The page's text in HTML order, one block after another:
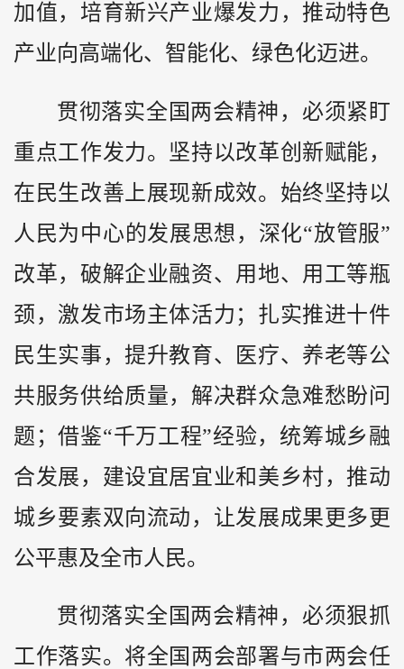
加值，培育新兴产业爆发力，推动特色
产业向高端化、智能化、绿色化迈进。
贯彻落实全国两会精神，必须紧盯
重点工作发力。坚持以改革创新赋能，
在民生改善上展现新成效。始终坚持以
人民为中心的发展思想，深化“放管服”
改革，破解企业融资、用地、用工等瓶
颈，激发市场主体活力；扎实推进十件
民生实事，提升教育、医疗、养老等公
共服务供给质量，解决群众急难愁盼问
题；借鉴“千万工程”经验，统筹城乡融
合发展，建设宜居宜业和美乡村，推动
城乡要素双向流动，让发展成果更多更
公平惠及全市人民。
贯彻落实全国两会精神，必须狠抓
工作落实。将全国两会部署与市两会任